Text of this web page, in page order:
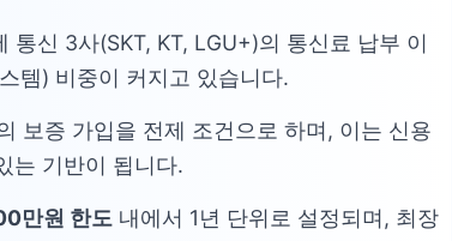
통신 3사(SKT, KT, LGU+)의 통신료 납부 이
템) 비중이 커지고 있습니다.
보증 가입을 전제 조건으로 하며, 이는 신용
는 기반이 됩니다.
만원 한도 내에서 1년 단위로 설정되며, 최장